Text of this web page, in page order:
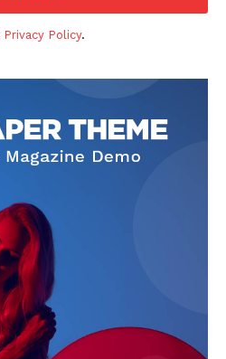
Privacy Policy.